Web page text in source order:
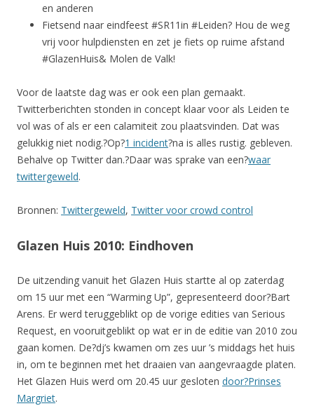
en anderen
Fietsend naar eindfeest #SR11in #Leiden? Hou de weg
vrij voor hulpdiensten en zet je fiets op ruime afstand
#GlazenHuis& Molen de Valk!
Voor de laatste dag was er ook een plan gemaakt.
Twitterberichten stonden in concept klaar voor als Leiden te
vol was of als er een calamiteit zou plaatsvinden. Dat was
gelukkig niet nodig.?Op?1 incident?na is alles rustig. gebleven.
Behalve op Twitter dan.?Daar was sprake van een?waar
twittergeweld.
Bronnen: Twittergeweld, Twitter voor crowd control
Glazen Huis 2010: Eindhoven
De uitzending vanuit het Glazen Huis startte al op zaterdag
om 15 uur met een “Warming Up”, gepresenteerd door?Bart
Arens. Er werd teruggeblikt op de vorige edities van Serious
Request, en vooruitgeblikt op wat er in de editie van 2010 zou
gaan komen. De?dj’s kwamen om zes uur ’s middags het huis
in, om te beginnen met het draaien van aangevraagde platen.
Het Glazen Huis werd om 20.45 uur gesloten door?Prinses
Margriet.